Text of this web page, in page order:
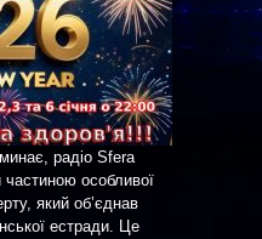
радіо Sfera
особливої
який об’єднав
естради. Це